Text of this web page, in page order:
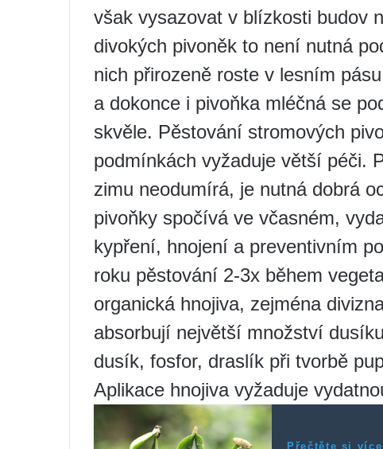
však vysazovat v blízkosti budov
divokých pivoněk to není nutná
nich přirozeně roste v lesním
a dokonce i pivoňka mléčná se
skvěle. Pěstování stromových
podmínkách vyžaduje větší péči.
zimu neodumírá, je nutná dobrá
pivoňky spočívá ve včasném,
kypření, hnojení a preventivním
roku pěstování 2-3x během
organická hnojiva, zejména
absorbují největší množství
dusík, fosfor, draslík při tvorbě
Aplikace hnojiva vyžaduje
Přečtěte si více